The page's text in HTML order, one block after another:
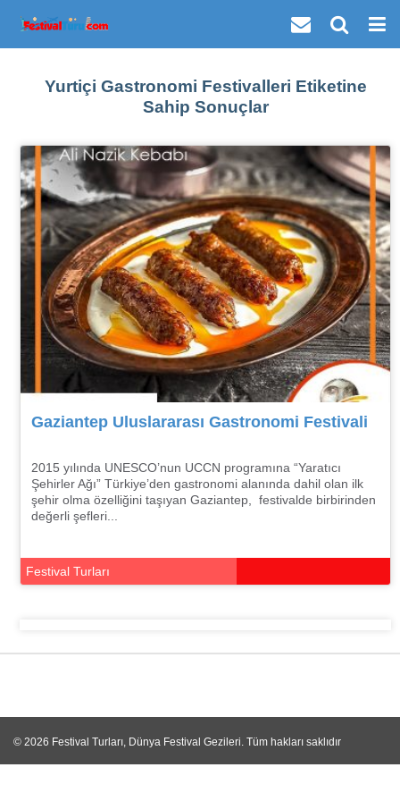
Yurtiçi Gastronomi Festivalleri Etiketine
Sahip Sonuçlar
Gaziantep Uluslararası Gastronomi Festivali
2015 yılında UNESCO’nun UCCN programına “Yaratıcı
Şehirler Ağı” Türkiye’den gastronomi alanında dahil olan ilk
şehir olma özelliğini taşıyan Gaziantep, festivalde birbirinden
değerli şefleri...
Festival Turları
© 2026 Festival Turları, Dünya Festival Gezileri . Tüm hakları saklıdır